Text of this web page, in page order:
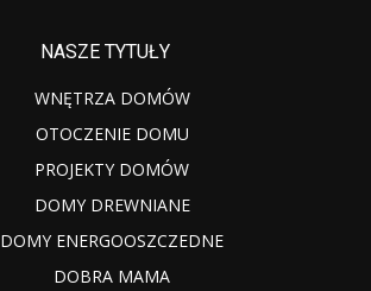
NASZE TYTUŁY
WNĘTRZA DOMÓW
OTOCZENIE DOMU
PROJEKTY DOMÓW
DOMY DREWNIANE
DOMY ENERGOOSZCZEDNE
DOBRA MAMA